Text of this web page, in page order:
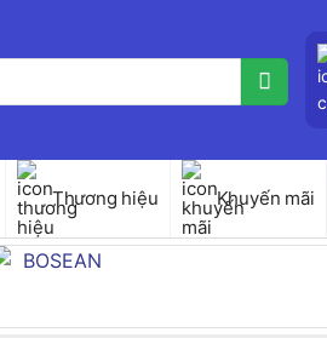
Thương hiệu Khuyến mãi